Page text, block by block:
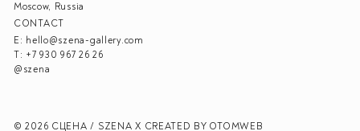
Moscow, Russia
CONTACT
E: hello@szena-gallery.com
T: +7 930 967 26 26
@szena
© 2026 СЦЕНА / SZENA X CREATED BY OTOMWEB